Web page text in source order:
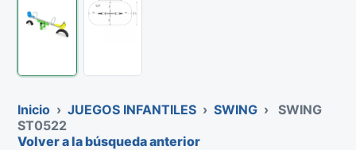
Inicio › JUEGOS INFANTILES › SWING ›
SWING
ST0522
Volver a la búsqueda anterior